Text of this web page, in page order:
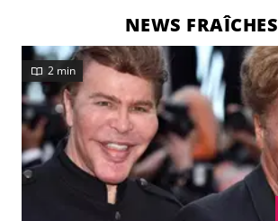
NEWS FRAÎCHES
2 min